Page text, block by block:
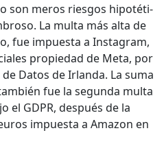
son meros ries­gos hipotéti­
La mul­ta más alta de
fue impues­ta a Insta­gram,
propiedad de Meta, por
Datos de Irlan­da. La suma
fue la segun­da mul­ta
el GDPR, después de la
impues­ta a Ama­zon en